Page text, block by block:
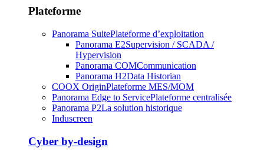
Plateforme
Panorama SuitePlateforme d’exploitation
Panorama E2Supervision / SCADA /
Hypervision
Panorama COMCommunication
Panorama H2Data Historian
COOX OriginPlateforme MES/MOM
Panorama Edge to ServicePlateforme centralisée
Panorama P2La solution historique
Induscreen
Cyber by-design